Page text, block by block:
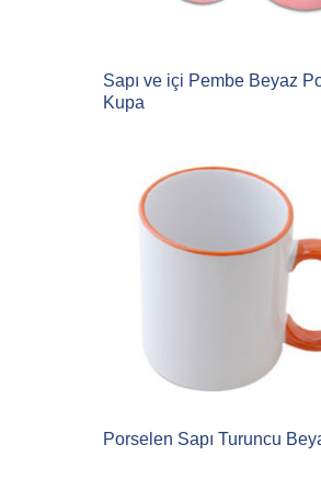
Sapı ve içi Pembe Beyaz
Kupa
Porselen Sapı Turuncu